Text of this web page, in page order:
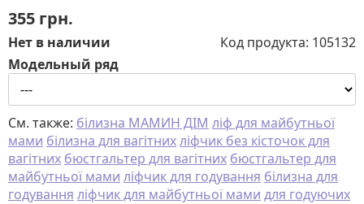
355 грн.
Нет в наличии Код продукта: 105132
Модельный ряд
См. также: білизна МАМИН ДІМ ліф для майбутньої
мами білизна для вагітнихліфчик без кісточок для
вагітних бюстгальтер для вагітних бюстгальтер для
майбутньої мами ліфчик для годування білизна для
годування ліфчик для майбутньої мами для годуючих